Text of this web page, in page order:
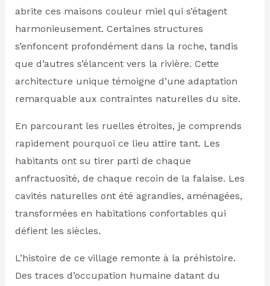
abrite ces maisons couleur miel qui s’étagent
harmonieusement. Certaines structures
s’enfoncent profondément dans la roche, tandis
que d’autres s’élancent vers la rivière. Cette
architecture unique témoigne d’une adaptation
remarquable aux contraintes naturelles du site.
En parcourant les ruelles étroites, je comprends
rapidement pourquoi ce lieu attire tant. Les
habitants ont su tirer parti de chaque
anfractuosité, de chaque recoin de la falaise. Les
cavités naturelles ont été agrandies, aménagées,
transformées en habitations confortables qui
défient les siècles.
L’histoire de ce village remonte à la préhistoire.
Des traces d’occupation humaine datant du